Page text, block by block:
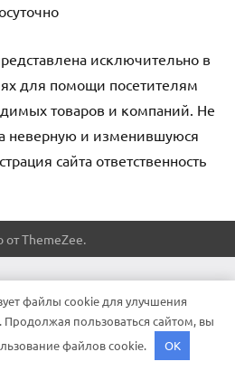
исключительно в
для помощи посетителям
товаров и компаний. Не
неверную и изменившуюся
сайта ответственность
от ThemeZee.
файлы cookie для улучшения
Продолжая пользоваться сайтом, вы
файлов cookie.
OK